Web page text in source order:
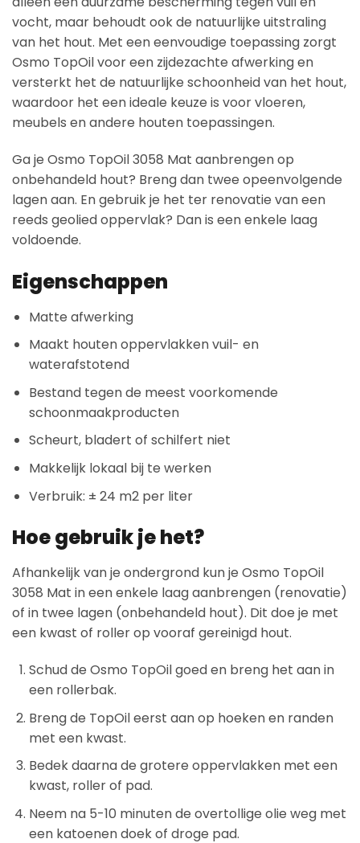
vocht, maar behoudt ook de natuurlijke uitstraling
van het hout. Met een eenvoudige toepassing zorgt
Osmo TopOil voor een zijdezachte afwerking en
versterkt het de natuurlijke schoonheid van het hout,
waardoor het een ideale keuze is voor vloeren,
meubels en andere houten toepassingen.
Ga je Osmo TopOil 3058 Mat aanbrengen op
onbehandeld hout? Breng dan twee opeenvolgende
lagen aan. En gebruik je het ter renovatie van een
reeds geolied oppervlak? Dan is een enkele laag
voldoende.
Eigenschappen
Matte afwerking
Maakt houten oppervlakken vuil- en
waterafstotend
Bestand tegen de meest voorkomende
schoonmaakproducten
Scheurt, bladert of schilfert niet
Makkelijk lokaal bij te werken
Verbruik: ± 24 m2 per liter
Hoe gebruik je het?
Afhankelijk van je ondergrond kun je Osmo TopOil
3058 Mat in een enkele laag aanbrengen (renovatie)
of in twee lagen (onbehandeld hout). Dit doe je met
een kwast of roller op vooraf gereinigd hout.
Schud de Osmo TopOil goed en breng het aan in
een rollerbak.
Breng de TopOil eerst aan op hoeken en randen
met een kwast.
Bedek daarna de grotere oppervlakken met een
kwast, roller of pad.
Neem na 5-10 minuten de overtollige olie weg met
een katoenen doek of droge pad.